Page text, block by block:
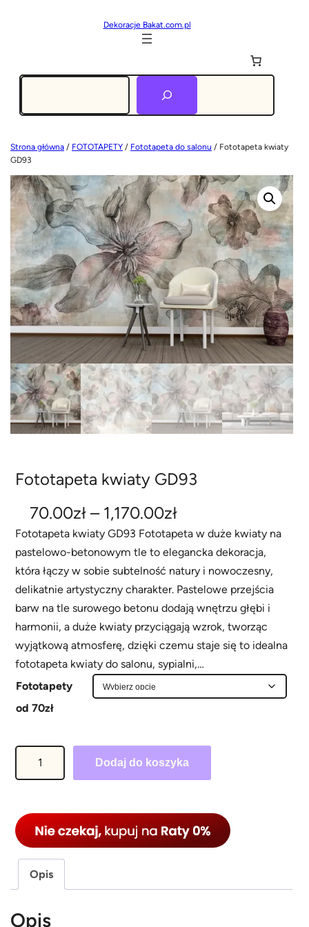
Dekoracje Bakat.com.pl
Szukaj
Strona główna / FOTOTAPETY / Fototapeta do salonu / Fototapeta kwiaty
GD93
Fototapeta kwiaty GD93
70.00zł – 1,170.00złZ
a
k
r
e
s
c
e
n
d
7
.
0
Fototapeta kwiaty GD93 Fototapeta w duże kwiaty na
pastelowo-betonowym tle to elegancka dekoracja,
która łączy w sobie subtelność natury i nowoczesny,
delikatnie artystyczny charakter. Pastelowe przejścia
barw na tle surowego betonu dodają wnętrzu głębi i
harmonii, a duże kwiaty przyciągają wzrok, tworząc
wyjątkową atmosferę, dzięki czemu staje się to idealna
fototapeta kwiaty do salonu, sypialni,…
Fototapety
od 70zł
ć
F
t
Dodaj do koszyka
Opis
Opis